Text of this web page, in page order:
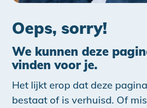
Oeps, sorry!
We kunnen deze
vinden voor je.
Het lijkt erop dat deze
bestaat of is verhuisd. Of